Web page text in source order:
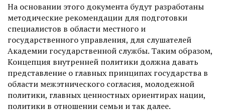
На основании этого документа будут разработаны
методические рекомендации для подготовки
специалистов в области местного и
государственного управления, для слушателей
Академии государственной службы. Таким образом,
Концепция внутренней политики должна давать
представление о главных принципах государства в
области межэтнического согласия, молодежной
политики, главных ценностных ориентирах нации,
политики в отношении семьи и так далее.